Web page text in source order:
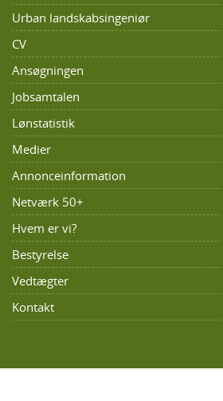
Urban landskabsingeniør
CV
Ansøgningen
Jobsamtalen
Lønstatistik
Medier
Annonceinformation
Netværk 50+
Hvem er vi?
Bestyrelse
Vedtægter
Kontakt